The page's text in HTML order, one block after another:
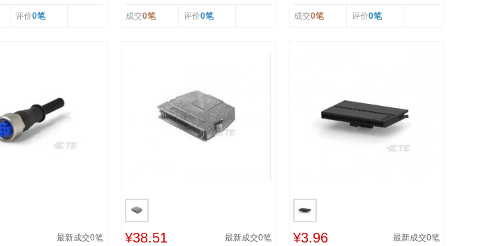
评价0笔 成交0笔 评价0笔 成交0笔 评价0笔
最新成交0笔 ¥38.51 最新成交0笔 ¥3.96 最新成交0笔